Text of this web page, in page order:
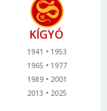
KÍGYÓ
1941
1953
1965
1977
1989
2001
2013
2025